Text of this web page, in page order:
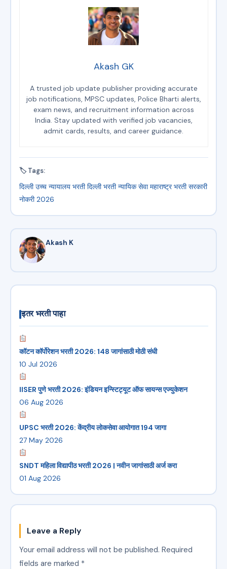
Akash GK
A trusted job update publisher providing accurate
job notifications, MPSC updates, Police Bharti alerts,
exam news, and recruitment information across
India. Stay updated with verified job vacancies,
admit cards, results, and career guidance.
🏷 Tags:
दिल्ली उच्च न्यायालय भरती दिल्ली भरती न्यायिक सेवा महाराष्ट्र भरती सरकारी
नोकरी 2026
Akash K
इतर भरती पाहा
कॉटन कॉर्पोरेशन भरती 2026: 148 जागांसाठी मोठी संधी
10 Jul 2026
IISER पुणे भरती 2026: इंडियन इन्स्टिट्यूट ऑफ सायन्स एज्युकेशन
06 Aug 2026
UPSC भरती 2026: केंद्रीय लोकसेवा आयोगात 194 जागा
27 May 2026
SNDT महिला विद्यापीठ भरती 2026 | नवीन जागांसाठी अर्ज करा
01 Aug 2026
Leave a Reply
Your email address will not be published. Required
fields are marked *